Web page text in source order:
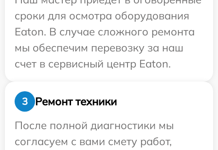
сроки для осмотра оборудования
Eaton. В случае сложного ремонта
мы обеспечим перевозку за наш
счет в сервисный центр Eaton.
3
Ремонт техники
После полной диагностики мы
согласуем с вами смету работ,